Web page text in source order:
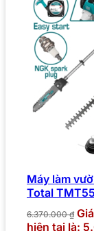
Máy làm
Total
6.370.000₫
hiện tại là: